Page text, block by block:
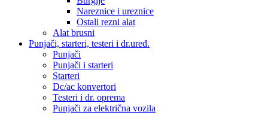
Nareznice i ureznice
Ostali rezni alat
Alat brusni
Punjači, starteri, testeri i dr.uređ.
Punjači
Punjači i starteri
Starteri
Dc/ac konvertori
Testeri i dr. oprema
Punjači za električna vozila